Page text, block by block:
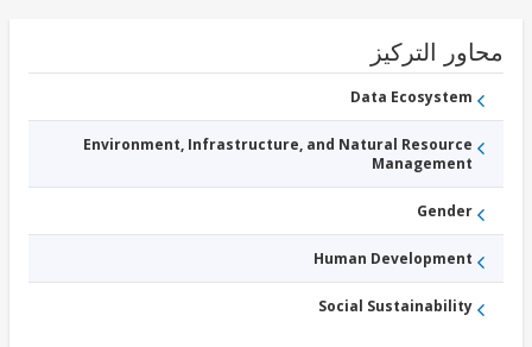
التركيز
Data Ecosystem
Environment, Infrastructure, and Natural Resource
Management
Gender
Human Development
Social Sustainability